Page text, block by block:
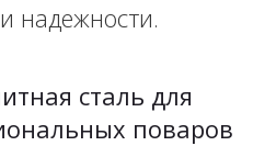
надежности.
сталь для
поваров